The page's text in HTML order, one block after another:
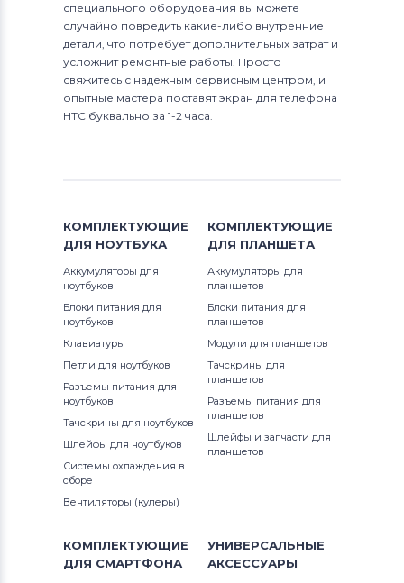
специального оборудования вы можете
случайно повредить какие-либо внутренние
детали, что потребует дополнительных затрат и
усложнит ремонтные работы. Просто
свяжитесь с надежным сервисным центром, и
опытные мастера поставят экран для телефона
HTC буквально за 1-2 часа.
КОМПЛЕКТУЮЩИЕ
ДЛЯ НОУТБУКА
Аккумуляторы для
ноутбуков
Блоки питания для
ноутбуков
Клавиатуры
Петли для ноутбуков
Разъемы питания для
ноутбуков
Тачскрины для ноутбуков
Шлейфы для ноутбуков
Системы охлаждения в
сборе
Вентиляторы (кулеры)
КОМПЛЕКТУЮЩИЕ
ДЛЯ ПЛАНШЕТА
Аккумуляторы для
планшетов
Блоки питания для
планшетов
Модули для планшетов
Тачскрины для
планшетов
Разъемы питания для
планшетов
Шлейфы и запчасти для
планшетов
КОМПЛЕКТУЮЩИЕ
ДЛЯ СМАРТФОНА
УНИВЕРСАЛЬНЫЕ
АКСЕССУАРЫ